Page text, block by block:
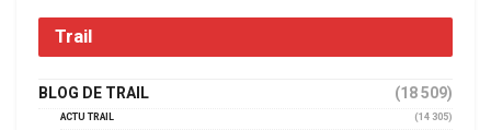
Trail
BLOG DE TRAIL (18 509)
ACTU TRAIL
(14 305)